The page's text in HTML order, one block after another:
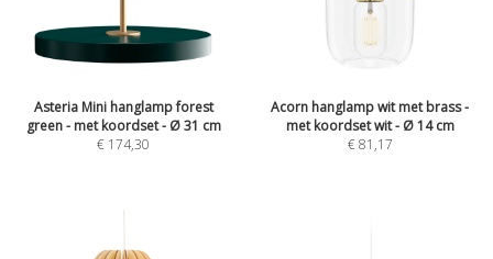
Asteria Mini hanglamp forest
green - met koordset - Ø 31 cm
€ 174,30
Acorn hanglamp wit met brass -
met koordset wit - Ø 14 cm
€81,17